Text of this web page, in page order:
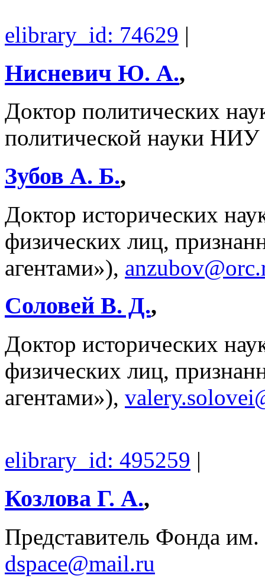
elibrary_id: 74629 |
Нисневич Ю. А.,
Доктор политических
политической науки
Зубов А. Б.,
Доктор исторических
физических лиц,
агентами»),
Соловей В. Д.,
Доктор исторических
физических лиц,
агентами»),
elibrary_id: 495259 |
Козлова Г. А.,
Представитель Фонда
dspace@mail.ru